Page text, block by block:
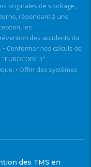
originales de stockage,
répondant à une
les
des accidents du
Conformer nos calculs de
3",
• Offrir des systèmes
des TMS en